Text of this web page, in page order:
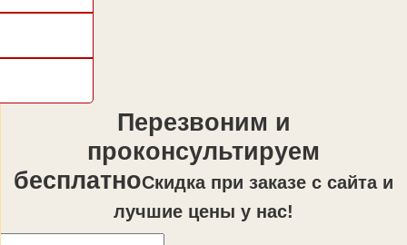
Перезвоним и
проконсультируем
бесплатноCкидка при заказе с сайта и
лучшие цены у нас!